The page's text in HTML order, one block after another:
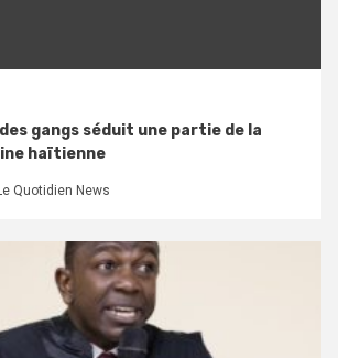
gangs séduit une partie de la
haïtienne
Quotidien News